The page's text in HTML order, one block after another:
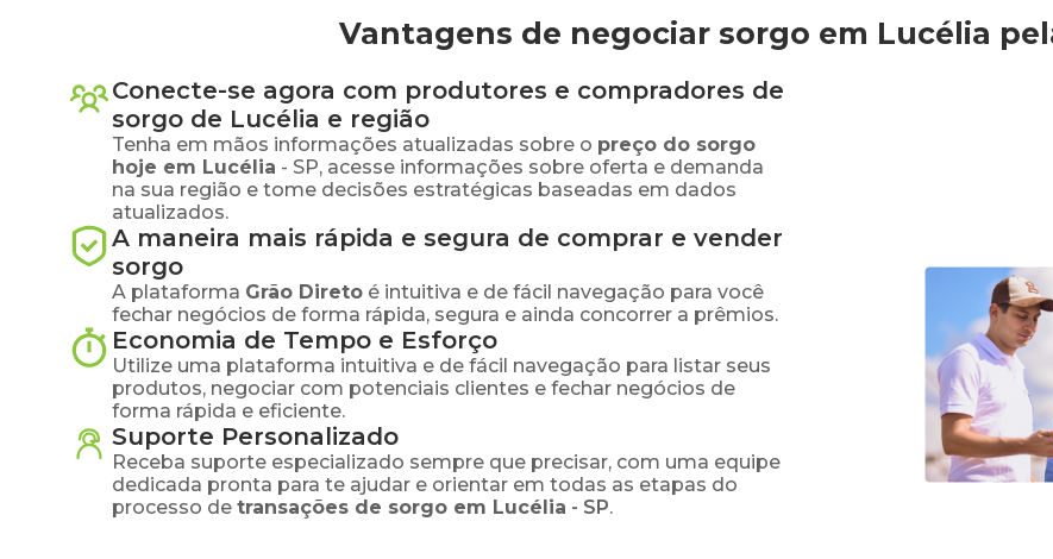
Vantagens de negociar sorgo em Lucélia
Conecte-se agora com produtores e compradores de
sorgo de Lucélia e região
Tenha em mãos informações atualizadas sobre o preço do sorgo
hoje em Lucélia - SP, acesse informações sobre oferta e demanda
na sua região e tome decisões estratégicas baseadas em dados
atualizados.
A maneira mais rápida e segura de comprar e vender
sorgo
A plataforma Grão Direto é intuitiva e de fácil navegação para você
fechar negócios de forma rápida, segura e ainda concorrer a prêmios.
Economia de Tempo e Esforço
Utilize uma plataforma intuitiva e de fácil navegação para listar seus
produtos, negociar com potenciais clientes e fechar negócios de
forma rápida e eficiente.
Suporte Personalizado
Receba suporte especializado sempre que precisar, com uma equipe
dedicada pronta para te ajudar e orientar em todas as etapas do
processo de transações de sorgo em Lucélia - SP.